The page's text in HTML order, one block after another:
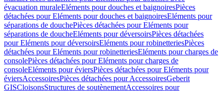
évacuation muraleEléments pour douches et baignoiresPièces
détachées pour Eléments pour douches et baignoiresEléments pour
séparations de douchePièces détachées pour Eléments pour
séparations de doucheEléments pour déversoirsPièces détachées
pour Eléments pour déversoirsEléments pour robinetteriesPièces
détachées pour Eléments pour robinetteriesEléments pour charges de
consolePièces détachées pour Eléments pour charges de
consoleEléments pour éviersPièces détachées pour Eléments pour
éviersAccessoiresPièces détachées pour AccessoiresGeberit
GISCloisonsStructures de soutènementAccessoires pour